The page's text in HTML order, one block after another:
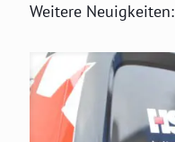
Weitere Neuigkeiten: